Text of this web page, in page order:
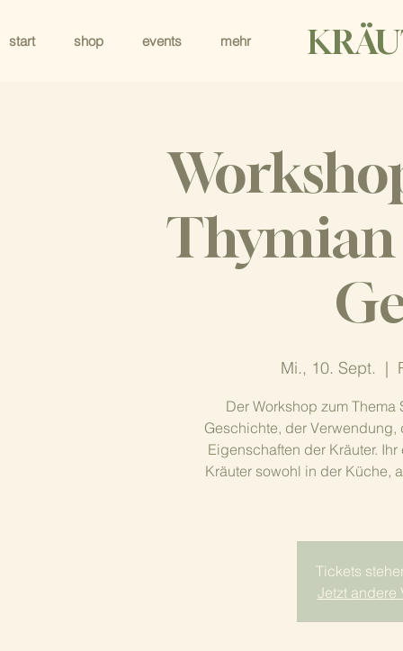
start shop events mehr
Thymian
Mi., 10. Sept.
  |
Der Workshop zum
Geschichte, der
Eigenschaften der Kräuter.
Kräuter sowohl in der Küche,
Tickets
Jetzt andere